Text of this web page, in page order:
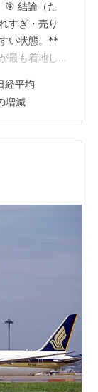
🎯 結論（た
すぎ・売り
い状態。**
最も着地し
すぎる」
PBR：1.70
✔ 分かる説
ない。 …
経平均
増減